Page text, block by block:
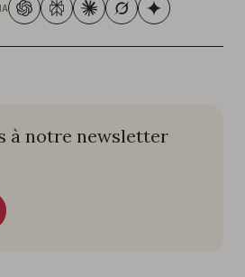
à notre newsletter